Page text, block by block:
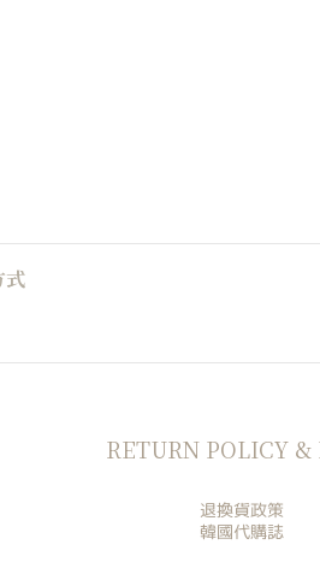
式
RETURN POLICY &
退換貨政策
韓國代購誌